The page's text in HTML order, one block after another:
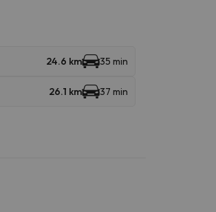
24.6 km 35 min
26.1 km 37 min